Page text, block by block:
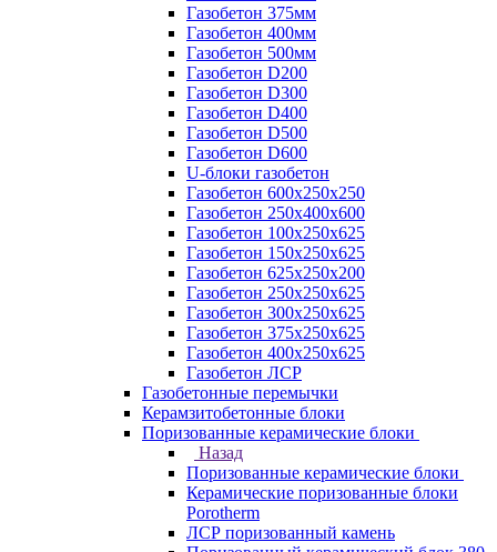
Газобетон 375мм
Газобетон 400мм
Газобетон 500мм
Газобетон D200
Газобетон D300
Газобетон D400
Газобетон D500
Газобетон D600
U-блоки газобетон
Газобетон 600x250x250
Газобетон 250x400x600
Газобетон 100х250х625
Газобетон 150х250х625
Газобетон 625х250х200
Газобетон 250х250х625
Газобетон 300х250х625
Газобетон 375х250х625
Газобетон 400х250х625
Газобетон ЛСР
Газобетонные перемычки
Керамзитобетонные блоки
Поризованные керамические блоки
Назад
Поризованные керамические блоки
Керамические поризованные блоки
Porotherm
ЛСР поризованный камень